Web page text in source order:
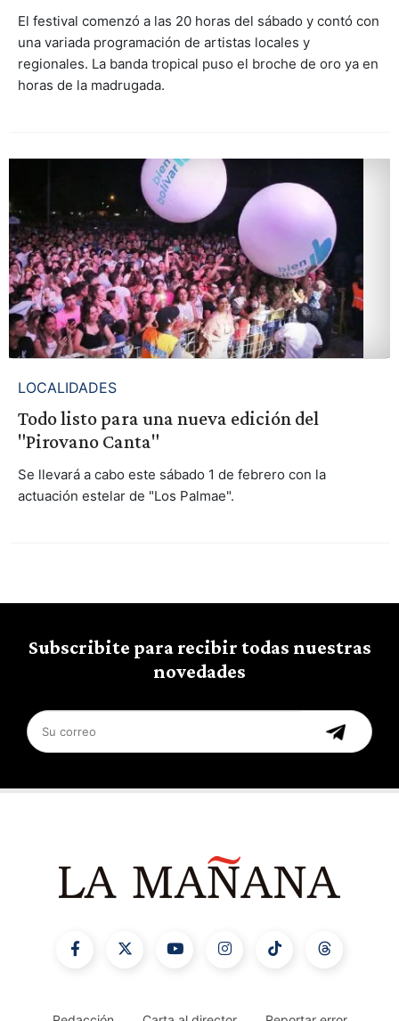
El festival comenzó a las 20 horas del sábado y contó con
una variada programación de artistas locales y
regionales. La banda tropical puso el broche de oro ya en
horas de la madrugada.
LOCALIDADES
Todo listo para una nueva edición del
"Pirovano Canta"
Se llevará a cabo este sábado 1 de febrero con la
actuación estelar de "Los Palmae".
Subscribite para recibir todas nuestras
novedades